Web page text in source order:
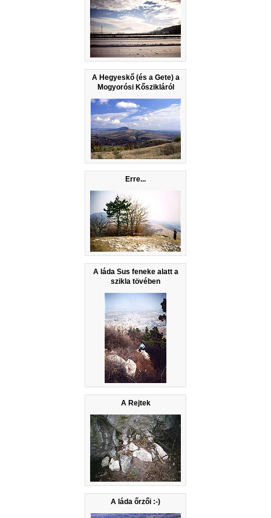
A Hegyeskő (és a Gete) a
Mogyorósi Kőszikláról
Erre...
A láda Sus feneke alatt a
szikla tövében
A Rejtek
A láda őrzői :-)